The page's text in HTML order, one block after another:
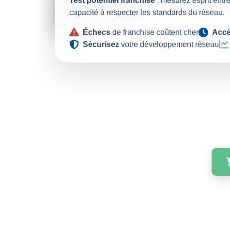
capacité à respecter les standards du réseau.
Échecs de franchise coûtent cher
Sécurisez votre développement réseau